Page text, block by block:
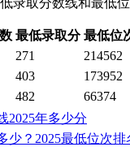
最低录取分 最低位
271 214562
403 173952
482 66374
2025年多少分
少？2025最低位次排